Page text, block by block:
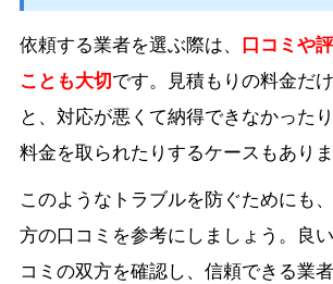
依頼する業者を選ぶ際は、 口コミや
ことも大切です。見積もりの料金だ
と、対応が悪くて納得できなかった
料金を取られたりするケースもありま
このようなトラブルを防ぐためにも
方の口コミを参考にしましょう。良
コミの双方を確認し、信頼できる業